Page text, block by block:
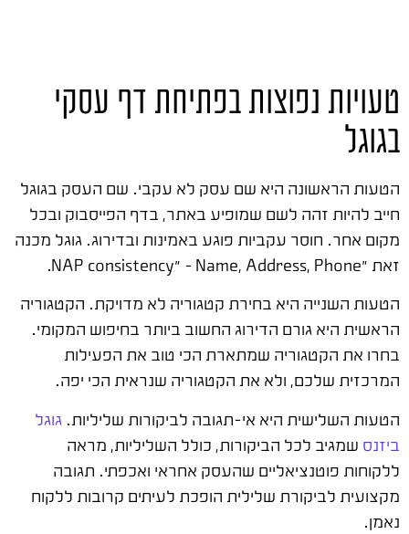
טעויות נפוצות בפתיחת דף עסקי
בגוגל
הטעות הראשונה היא שם עסק לא עקבי. שם העסק בגוגל
חייב להיות זהה לשם שמופיע באתר, בדף הפייסבוק ובכל
מקום אחר. חוסר עקביות פוגע באמינות ובדירוג. גוגל מכנה
זאת "NAP consistency" – Name, Address, Phone.
הטעות השנייה היא בחירת קטגוריה לא מדויקת. הקטגוריה
הראשית היא גורם הדירוג החשוב ביותר בחיפוש המקומי.
בחרו את הקטגוריה שמתארת הכי טוב את הפעילות
המרכזית שלכם, ולא את הקטגוריה שנראית הכי יפה.
הטעות השלישית היא אי-תגובה לביקורות שליליות. גוגל
ביזנס שמגיב לכל הביקורות, כולל השליליות, מראה
ללקוחות פוטנציאליים שהעסק אחראי ואכפתי. תגובה
מקצועית לביקורת שלילית הופכת לעיתים קרובות ללקוח
נאמן.